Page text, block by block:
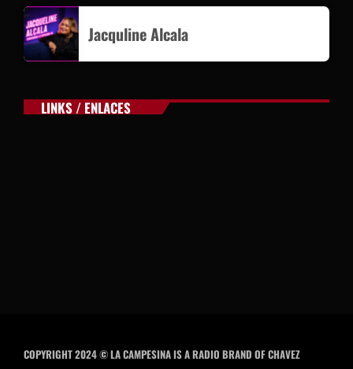
Jacquline Alcala
LINKS / ENLACES
COPYRIGHT 2024 © LA CAMPESINA IS A RADIO BRAND OF CHAVEZ